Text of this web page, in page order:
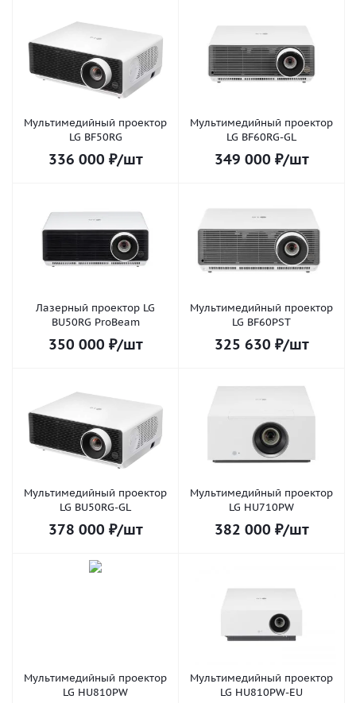
Мультимедийный проектор
LG BF50RG
336 000 ₽/шт
Мультимедийный проектор
LG BF60RG-GL
349 000 ₽/шт
Лазерный проектор LG
BU50RG ProBeam
350 000 ₽/шт
Мультимедийный проектор
LG BF60PST
325 630 ₽/шт
Мультимедийный проектор
LG BU50RG-GL
378 000 ₽/шт
Мультимедийный проектор
LG HU710PW
382 000 ₽/шт
Мультимедийный проектор
LG HU810PW
Мультимедийный проектор
LG HU810PW-EU